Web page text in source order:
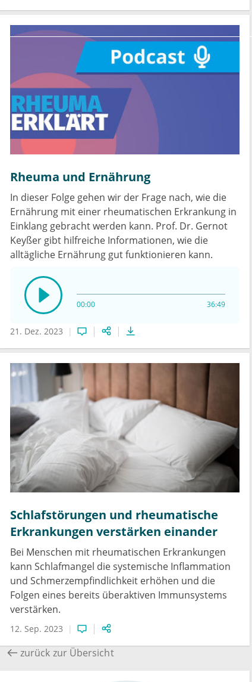
Rheuma und Ernährung
In dieser Folge gehen wir der Frage nach, wie die
Ernährung mit einer rheumatischen Erkrankung in
Einklang gebracht werden kann. Prof. Dr. Gernot
Keyßer gibt hilfreiche Informationen, wie die
alltägliche Ernährung gut funktionieren kann.
00:00 36:49
21. Dez. 2023
Schlafstörungen und rheumatische
Erkrankungen verstärken einander
Bei Menschen mit rheumatischen Erkrankungen
kann Schlafmangel die systemische Inflammation
und Schmerzempfindlichkeit erhöhen und die
Folgen eines bereits überaktiven Immunsystems
verstärken.
12. Sep. 2023
zurück zur Übersicht